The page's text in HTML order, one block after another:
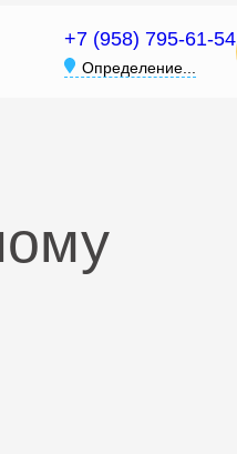
+7 (958) 795-61-54
Определение...